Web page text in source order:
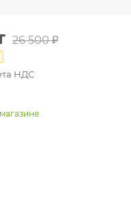
26 500₽
НДС
магазине